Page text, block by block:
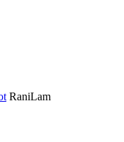
RaniLam